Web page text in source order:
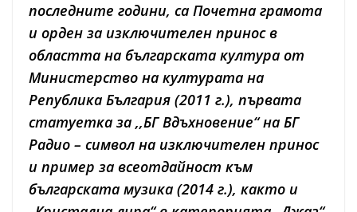
последните години, са Почетна грамота
и орден за изключителeн принос в
областта на българската култура от
Министерство на културата на
Република България (2011 г.), първата
статуетка за ,,БГ Вдъхновение“ на БГ
Радио – символ на изключителен принос
и пример за всеотдайност към
българската музика (2014 г.), както и